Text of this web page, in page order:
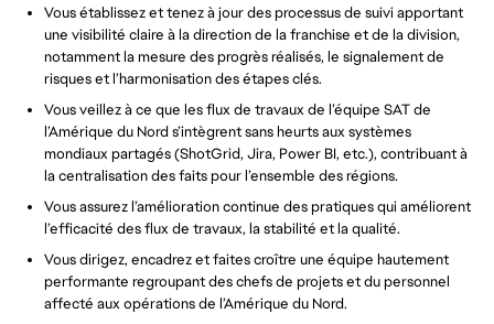
Vous établissez et tenez à jour des processus de suivi apportant
une visibilité claire à la direction de la franchise et de la division,
notamment la mesure des progrès réalisés, le signalement de
risques et l’harmonisation des étapes clés.
Vous veillez à ce que les flux de travaux de l’équipe SAT de
l’Amérique du Nord s’intègrent sans heurts aux systèmes
mondiaux partagés (ShotGrid, Jira, Power BI, etc.), contribuant à
la centralisation des faits pour l’ensemble des régions.
Vous assurez l’amélioration continue des pratiques qui améliorent
l’efficacité des flux de travaux, la stabilité et la qualité.
Vous dirigez, encadrez et faites croître une équipe hautement
performante regroupant des chefs de projets et du personnel
affecté aux opérations de l’Amérique du Nord.